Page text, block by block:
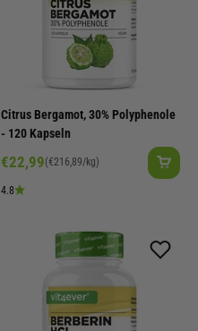
Citrus Bergamot, 30% Polyphenole
- 120 Kapseln
Angebot
€22,99(€216,89/kg)
4.8